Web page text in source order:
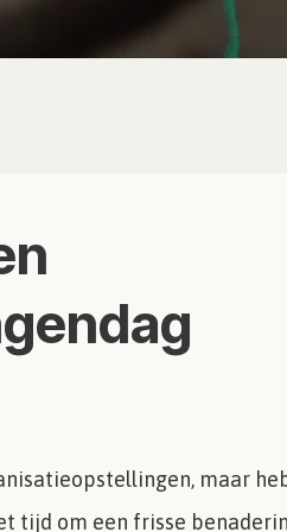
maar
tijd om een frisse